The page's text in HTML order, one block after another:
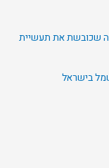
שכובשת את תעשיית